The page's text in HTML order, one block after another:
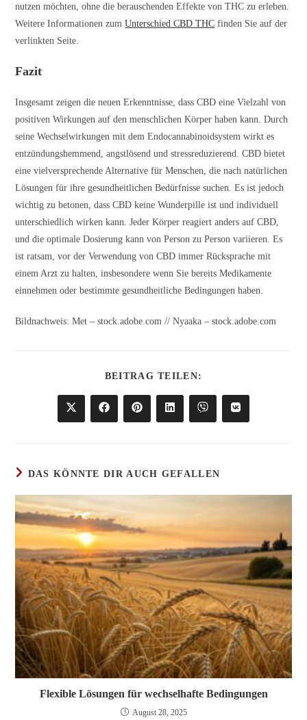
nutzen möchten, ohne die berauschenden Effekte von THC zu erleben.
Weitere Informationen zumUnterschied CBD THC finden Sie auf der
verlinkten Seite.
Fazit
Insgesamt zeigen die neuen Erkenntnisse, dass CBD eine Vielzahl von
positiven Wirkungen auf den menschlichen Körper haben kann. Durch
seine Wechselwirkungen mit dem Endocannabinoidsystem wirkt es
entzündungshemmend, angstlösend und stressreduzierend. CBD bietet
eine vielversprechende Alternative für Menschen, die nach natürlichen
Lösungen für ihre gesundheitlichen Bedürfnisse suchen. Es ist jedoch
wichtig zu betonen, dass CBD keine Wunderpille ist und individuell
unterschiedlich wirken kann. Jeder Körper reagiert anders auf CBD,
und die optimale Dosierung kann von Person zu Person variieren. Es
ist ratsam, vor der Verwendung von CBD immer Rücksprache mit
einem Arzt zu halten, insbesondere wenn Sie bereits Medikamente
einnehmen oder bestimmte gesundheitliche Bedingungen haben.
Bildnachweis: Met – stock.adobe.com // Nyaaka – stock.adobe.com
BEITRAG TEILEN:
TEILEN
Öffnet
in
Öffnet
in
Öffnet
in
Öffnet
in
Öffnet
in
Öffnet
in
DAS KÖNNTE DIR AUCH GEFALLEN
Flexible Lösungen für wechselhafte Bedingungen
August 28, 2025